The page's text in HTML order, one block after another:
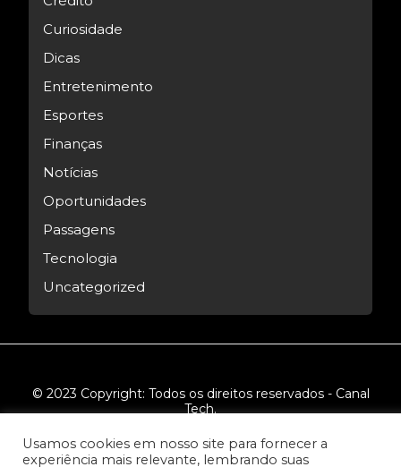
Curiosidade
Dicas
Entretenimento
Esportes
Finanças
Notícias
Oportunidades
Passagens
Tecnologia
Uncategorized
© 2023 Copyright: Todos os direitos reservados - Canal
Tech.
Usamos cookies em nosso site para fornecer a
experiência mais relevante, lembrando suas